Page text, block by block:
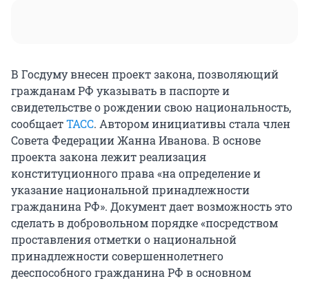
В Госдуму внесен проект закона, позволяющий
гражданам РФ указывать в паспорте и
свидетельстве о рождении свою национальность,
сообщаетТАСС. Автором инициативы стала член
Совета Федерации Жанна Иванова. В основе
проекта закона лежит реализация
конституционного права «на определение и
указание национальной принадлежности
гражданина РФ». Документ дает возможность это
сделать в добровольном порядке «посредством
проставления отметки о национальной
принадлежности совершеннолетнего
дееспособного гражданина РФ в основном